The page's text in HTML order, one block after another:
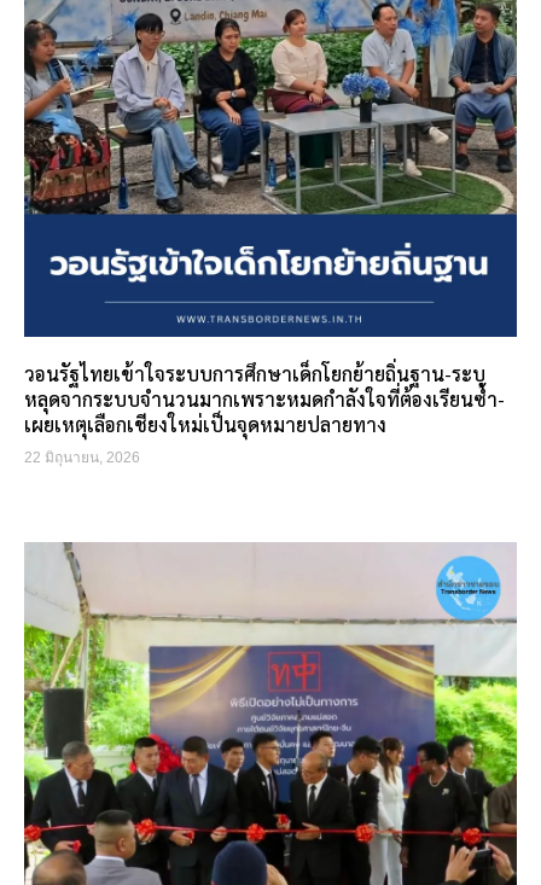
วอนรัฐไทยเข้าใจระบบการศึกษาเด็กโยกย้ายถิ่นฐาน-ระบุ
หลุดจากระบบจำนวนมากเพราะหมดกำลังใจที่ต้องเรียนซ้ำ-
เผยเหตุเลือกเชียงใหม่เป็นจุดหมายปลายทาง
22 มิถุนายน, 2026